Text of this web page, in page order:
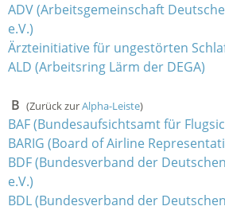
ADV (Arbeitsgemeinschaft
e.V.)
Ärzteinitiative für ungestörten
ALD (Arbeitsring Lärm der DEGA)
B (Zurück zurAlpha-Leiste)
BAF (Bundesaufsichtsamt für
BARIG (Board of Airline
BDF (Bundesverband der
e.V.)
BDL (Bundesverband der Deutschen